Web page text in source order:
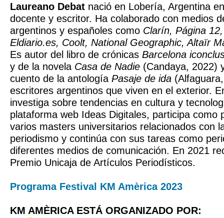
Laureano Debat nació en Lobería, Argentina
docente y escritor. Ha colaborado con medios
argentinos y españoles como Clarín, Página
Eldiario.es, Coolt, National Geographic, Altaïr
Es autor del libro de crónicas Barcelona
y de la novela Casa de Nadie (Candaya, 2022)
cuento de la antología Pasaje de ida
escritores argentinos que viven en el exterior.
investiga sobre tendencias en cultura y
plataforma web Ideas Digitales, participa como
varios masters universitarios relacionados con
periodismo y continúa con sus tareas como
diferentes medios de comunicación. En 2021
Premio Unicaja de Artículos Periodísticos.
Programa Festival KM Amèrica 2023
KM AMÈRICA ESTÁ ORGANIZADO POR: